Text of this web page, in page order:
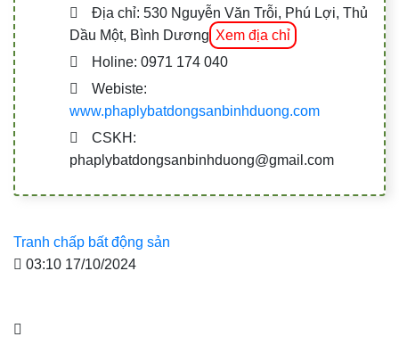
Địa chỉ: 530 Nguyễn Văn Trỗi, Phú Lợi, Thủ
Dầu Một, Bình Dương Xem địa chỉ
Holine: 0971 174 040
Webiste:
www.phaplybatdongsanbinhduong.com
CSKH:
phaplybatdongsanbinhduong@gmail.com
Tranh chấp bất động sản
03:10 17/10/2024